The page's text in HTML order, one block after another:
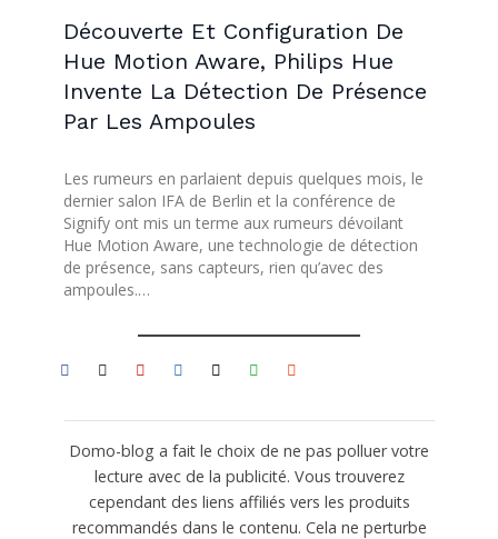
Découverte Et Configuration De
Hue Motion Aware, Philips Hue
Invente La Détection De Présence
Par Les Ampoules
Les rumeurs en parlaient depuis quelques mois, le
dernier salon IFA de Berlin et la conférence de
Signify ont mis un terme aux rumeurs dévoilant
Hue Motion Aware, une technologie de détection
de présence, sans capteurs, rien qu’avec des
ampoules.…
Domo-blog a fait le choix de ne pas polluer votre
lecture avec de la publicité. Vous trouverez
cependant des liens affiliés vers les produits
recommandés dans le contenu. Cela ne perturbe